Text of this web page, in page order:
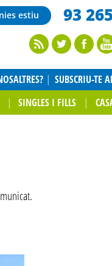
estiu 93
SUBSCRIU-TE
SINGLES I FILLS